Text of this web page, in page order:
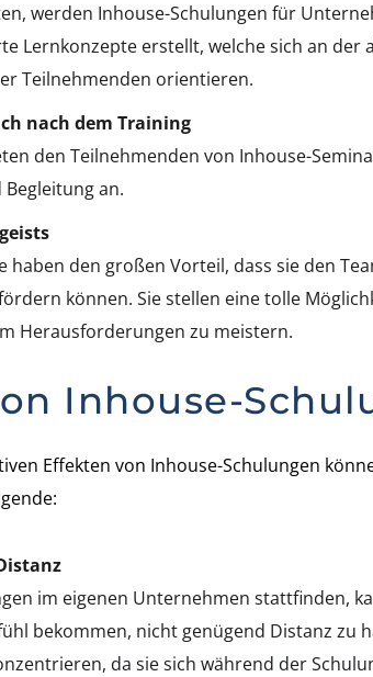
werden Inhouse-Schulungen für
Lernkonzepte erstellt, welche sich an der
Teilnehmenden orientieren.
nach dem Training
den Teilnehmenden von Inhouse-
an.
haben den großen Vorteil, dass sie den
können. Sie stellen eine tolle
Herausforderungen zu meistern.
Inhouse-
Effekten von Inhouse-Schulungen
im eigenen Unternehmen stattfinden,
bekommen, nicht genügend Distanz zu
da sie sich während der